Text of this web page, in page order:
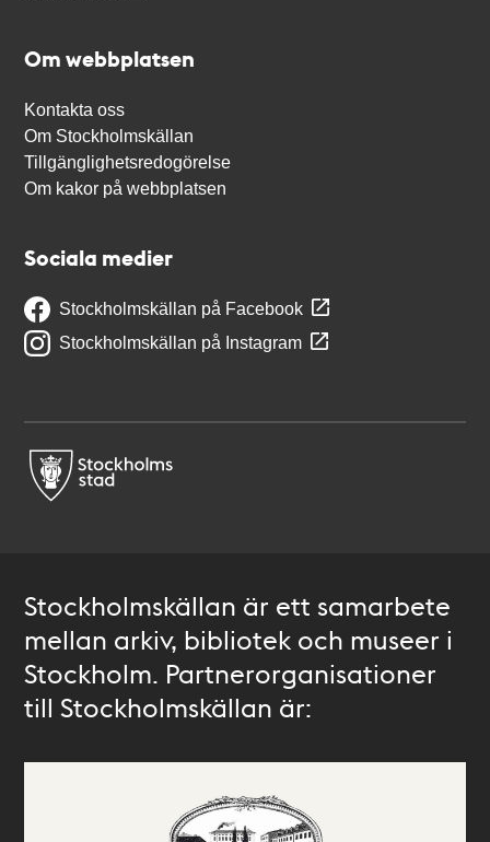
Om webbplatsen
Kontakta oss
Om Stockholmskällan
Tillgänglighetsredogörelse
Om kakor på webbplatsen
Sociala medier
Stockholmskällan på Facebook
Stockholmskällan på Instagram
Stockholmskällan är ett samarbete
mellan arkiv, bibliotek och museer i
Stockholm. Partnerorganisationer
till Stockholmskällan är: